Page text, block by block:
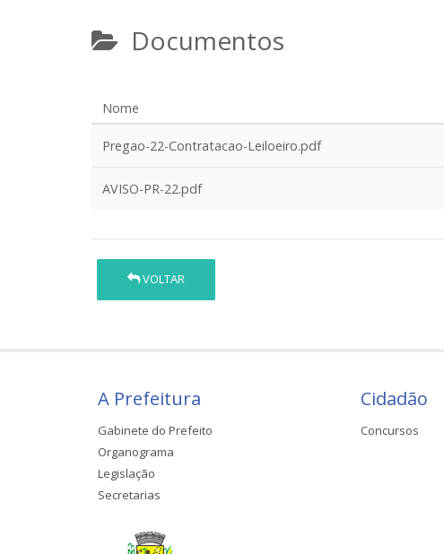
Documentos
Nome
Pregao-22-Contratacao-Leiloeiro.pdf
AVISO-PR-22.pdf
VOLTAR
A Prefeitura
Gabinete do Prefeito
Organograma
Legislação
Secretarias
Cidadão
Concursos